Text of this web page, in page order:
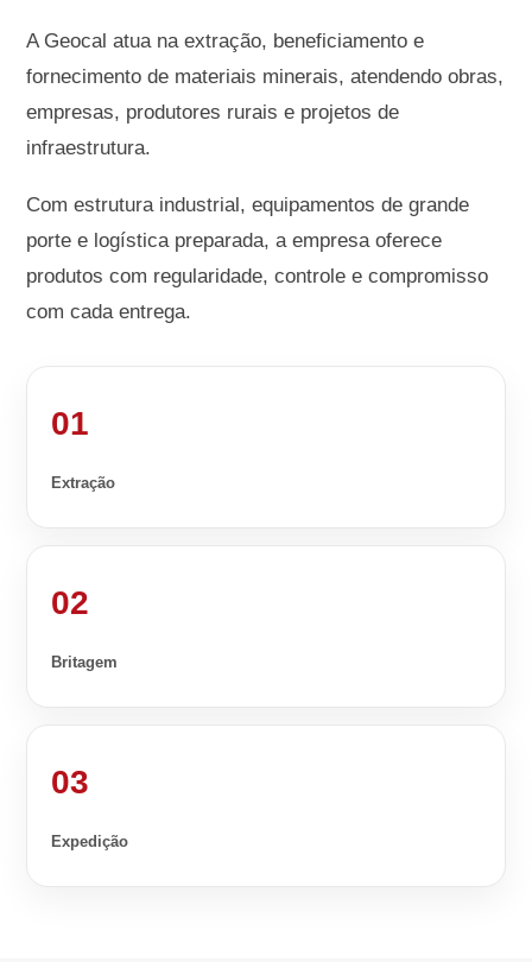
A Geocal atua na extração, beneficiamento e
fornecimento de materiais minerais, atendendo obras,
empresas, produtores rurais e projetos de
infraestrutura.
Com estrutura industrial, equipamentos de grande
porte e logística preparada, a empresa oferece
produtos com regularidade, controle e compromisso
com cada entrega.
01
Extração
02
Britagem
03
Expedição